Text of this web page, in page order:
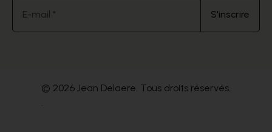
E-mail * S'inscrire
© 2026 Jean Delaere. Tous droits réservés.
.